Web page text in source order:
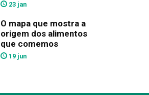
23 jan
O mapa que mostra a
origem dos alimentos
que comemos
19 jun